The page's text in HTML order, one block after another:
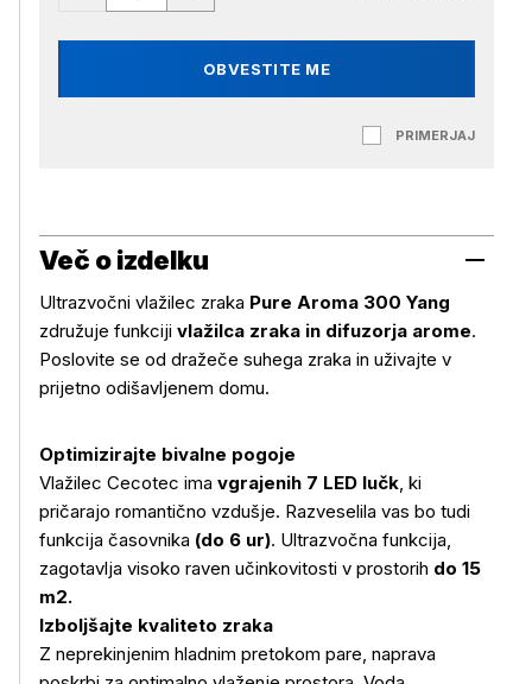
OBVESTITE ME
PRIMERJAJ
Več o izdelku
Ultrazvočni vlažilec zraka Pure Aroma 300 Yang
združuje funkciji vlažilca zraka in difuzorja arome.
Poslovite se od dražeče suhega zraka in uživajte v
prijetno odišavljenem domu.
Optimizirajte bivalne pogoje
Vlažilec Cecotec ima vgrajenih 7 LED lučk, ki
pričarajo romantično vzdušje. Razveselila vas bo tudi
funkcija časovnika (do 6 ur). Ultrazvočna funkcija,
zagotavlja visoko raven učinkovitosti v prostorih do 15
m2.
Izboljšajte kvaliteto zraka
Z neprekinjenim hladnim pretokom pare, naprava